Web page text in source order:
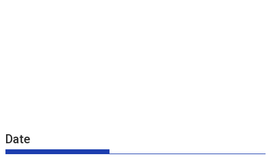
Date